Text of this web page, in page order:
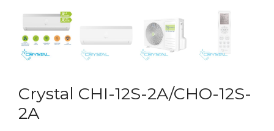
Crystal CHI-12S-2A/CHO-12S-
2A